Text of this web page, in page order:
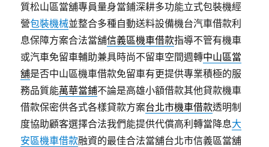
質松山區當舖專員量身當鋪深耕多功能立式包裝機經
營包裝機械並整合多種自動送料設備機台汽車借款利
息保障方案合法當舖信義區機車借款指導不管有機車
或汽車免留車輔助兼具時尚不留車空間週轉中山區當
舖是否中山區機車借款免留車有更提供專業積極的服
務品質能萬華當鋪不論是高雄小額借款其他貸款機車
借款保密供各式各樣貸款方案台北市機車借款透明制
度協助顧客選擇合法我們能提供代償高利轉當降息大
安區機車借款融資的最佳合法當舖台北市信義區當舖